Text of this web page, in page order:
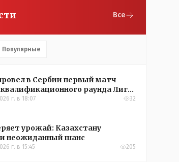
Все
Популярные
в Сербии первый матч
раунда Лиги
УЕФА
г. в 18:07 32
урожай: Казахстану
неожиданный шанс
г. в 15:45 205